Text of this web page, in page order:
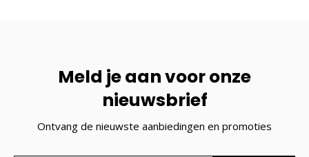
Meld je aan voor onze
nieuwsbrief
Ontvang de nieuwste aanbiedingen en promoties